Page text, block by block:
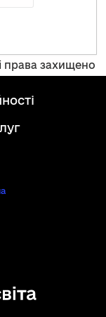
права захищено